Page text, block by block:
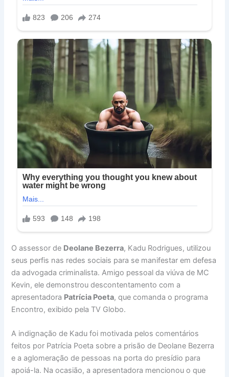
O assessor de Deolane Bezerra, Kadu Rodrigues, utilizou
seus perfis nas redes sociais para se manifestar em defesa
da advogada criminalista. Amigo pessoal da viúva de MC
Kevin, ele demonstrou descontentamento com a
apresentadora Patrícia Poeta, que comanda o programa
Encontro, exibido pela TV Globo.
A indignação de Kadu foi motivada pelos comentários
feitos por Patrícia Poeta sobre a prisão de Deolane Bezerra
e a aglomeração de pessoas na porta do presídio para
apoiá-la. Na ocasião, a apresentadora mencionou o que